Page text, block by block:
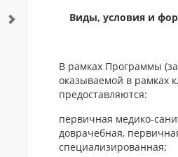
Виды, условия и
В рамках Программы
оказываемой в рамках
предоставляются:
первичная медико-
доврачебная,
специализированная;